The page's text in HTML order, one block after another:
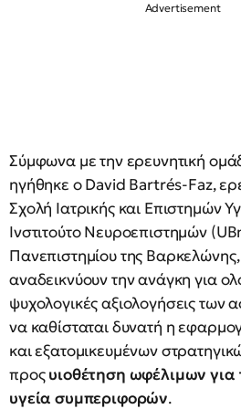
Σύμφωνα με την ερευνητική
ηγήθηκε ο David Bartrés-Faz,
Σχολή Ιατρικής και Επιστημών
Ινστιτούτο Νευροεπιστημών
Πανεπιστημίου της
αναδεικνύουν την ανάγκη για
ψυχολογικές αξιολογήσεις των
να καθίσταται δυνατή η
και εξατομικευμένων
προςυιοθέτηση ωφέλιμων για
υγεία συμπεριφορών.